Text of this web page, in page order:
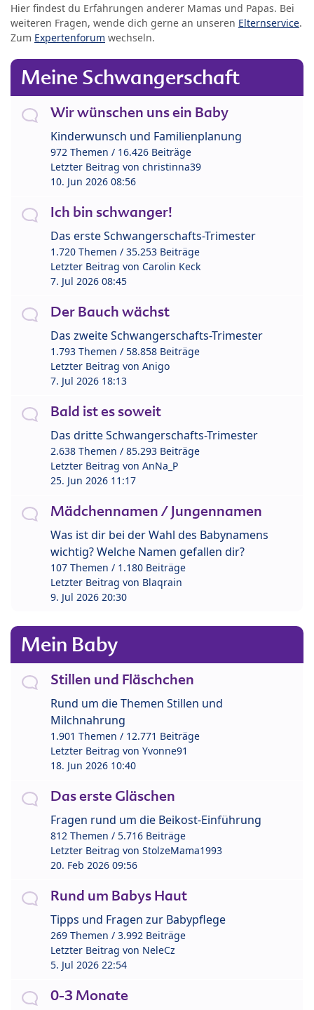
Hier findest du Erfahrungen anderer Mamas und Papas. Bei
weiteren Fragen, wende dich gerne an unseren Elternservice.
Zum Expertenforum wechseln.
Meine Schwangerschaft
Wir wünschen uns ein Baby
Kinderwunsch und Familienplanung
972 Themen / 16.426 Beiträge
Letzter Beitrag von christinna39
10. Jun 2026 08:56
Ich bin schwanger!
Das erste Schwangerschafts-Trimester
1.720 Themen / 35.253 Beiträge
Letzter Beitrag von Carolin Keck
7. Jul 2026 08:45
Der Bauch wächst
Das zweite Schwangerschafts-Trimester
1.793 Themen / 58.858 Beiträge
Letzter Beitrag von Anigo
7. Jul 2026 18:13
Bald ist es soweit
Das dritte Schwangerschafts-Trimester
2.638 Themen / 85.293 Beiträge
Letzter Beitrag von AnNa_P
25. Jun 2026 11:17
Mädchennamen / Jungennamen
Was ist dir bei der Wahl des Babynamens
wichtig? Welche Namen gefallen dir?
107 Themen / 1.180 Beiträge
Letzter Beitrag von Blaqrain
9. Jul 2026 20:30
Mein Baby
Stillen und Fläschchen
Rund um die Themen Stillen und
Milchnahrung
1.901 Themen / 12.771 Beiträge
Letzter Beitrag von Yvonne91
18. Jun 2026 10:40
Das erste Gläschen
Fragen rund um die Beikost-Einführung
812 Themen / 5.716 Beiträge
Letzter Beitrag von StolzeMama1993
20. Feb 2026 09:56
Rund um Babys Haut
Tipps und Fragen zur Babypflege
269 Themen / 3.992 Beiträge
Letzter Beitrag von NeleCz
5. Jul 2026 22:54
0-3 Monate